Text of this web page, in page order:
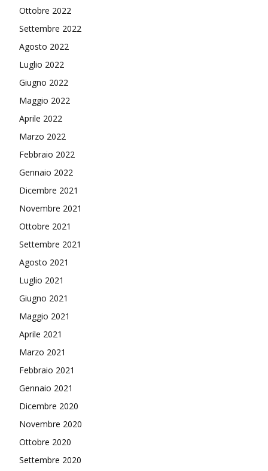
Ottobre 2022
Settembre 2022
Agosto 2022
Luglio 2022
Giugno 2022
Maggio 2022
Aprile 2022
Marzo 2022
Febbraio 2022
Gennaio 2022
Dicembre 2021
Novembre 2021
Ottobre 2021
Settembre 2021
Agosto 2021
Luglio 2021
Giugno 2021
Maggio 2021
Aprile 2021
Marzo 2021
Febbraio 2021
Gennaio 2021
Dicembre 2020
Novembre 2020
Ottobre 2020
Settembre 2020